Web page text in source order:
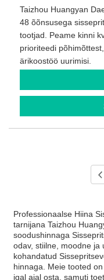
Taizhou Huangyan
48 õõnsusega
tootjad. Peame kinni
prioriteedi
ärikoostöö uurimisi.
Professionaalse Hiina
tarnijana Taizhou
soodushinnaga
odav, stiilne, moodne ja
kohandatud
hinnaga. Meie tooted
igal ajal osta, samuti